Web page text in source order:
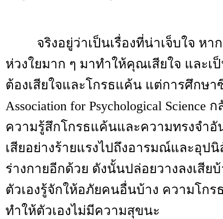
จริงอยู่ว่าเป็นเรื่องที่น่าเจ็บใจ หา
ห่วงใยมาก ๆ มาทำให้คุณเสียใจ และ
ต้องเสียใจและโกรธแค้น แต่การศึกษ
Association for Psychological Science
ความรู้สึกโกรธแค้นและความทรงจำอั
เสียอย่างร้­­­­ายแรงไปถึงอารมณ์และอุป
ร่างกายอีกด้วย ดังนั้นปล่อยวางลงเสีย
ตัวเองรู้จักให้อภัยคนอื่นบ้าง ความโก
ทำให้ตัวเองไม่มีความสุขนะ